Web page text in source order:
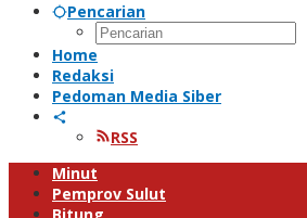
Pencarian
Home
Redaksi
Pedoman Media Siber
RSS
Minut
Pemprov Sulut